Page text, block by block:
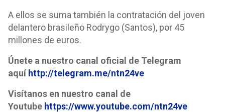
A ellos se suma también la contratación del joven
delantero brasileño Rodrygo (Santos), por 45
millones de euros.
Únete a nuestro canal oficial de Telegram
aquí http://telegram.me/ntn24ve
Visítanos en nuestro canal de
Youtube https://www.youtube.com/ntn24ve